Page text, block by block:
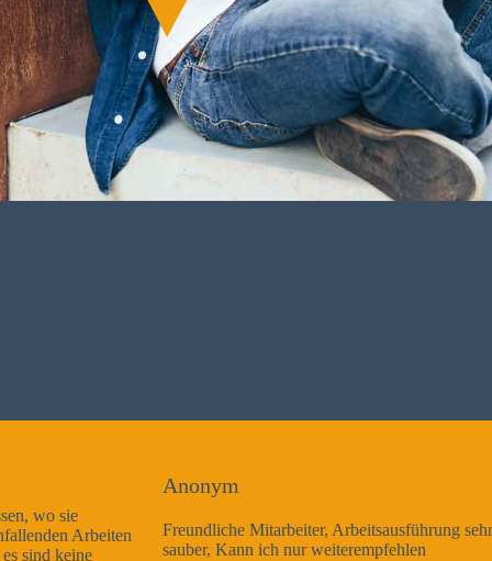
Freundliche Mitarbeiter, Arbeitsausführung sehr gut und sehr
sauber, Kann ich nur weiterempfehlen